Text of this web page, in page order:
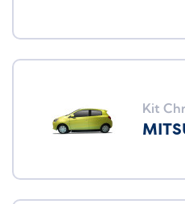
Kit